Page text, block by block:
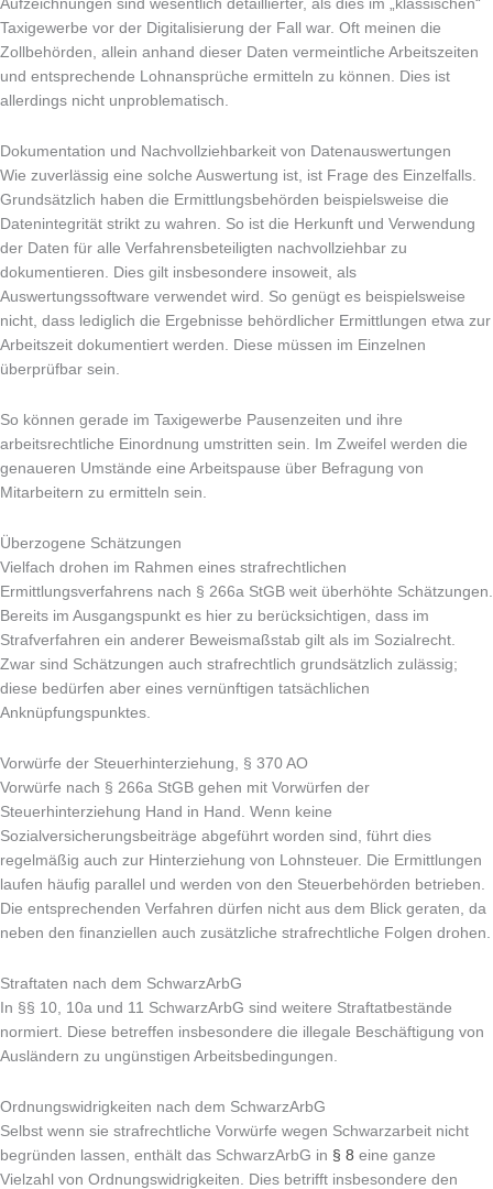
Aufzeichnungen sind wesentlich detaillierter, als dies im „klassischen“
Taxigewerbe vor der Digitalisierung der Fall war. Oft meinen die
Zollbehörden, allein anhand dieser Daten vermeintliche Arbeitszeiten
und entsprechende Lohnansprüche ermitteln zu können. Dies ist
allerdings nicht unproblematisch.
Dokumentation und Nachvollziehbarkeit von Datenauswertungen
Wie zuverlässig eine solche Auswertung ist, ist Frage des Einzelfalls.
Grundsätzlich haben die Ermittlungsbehörden beispielsweise die
Datenintegrität strikt zu wahren. So ist die Herkunft und Verwendung
der Daten für alle Verfahrensbeteiligten nachvollziehbar zu
dokumentieren. Dies gilt insbesondere insoweit, als
Auswertungssoftware verwendet wird. So genügt es beispielsweise
nicht, dass lediglich die Ergebnisse behördlicher Ermittlungen etwa zur
Arbeitszeit dokumentiert werden. Diese müssen im Einzelnen
überprüfbar sein.
So können gerade im Taxigewerbe Pausenzeiten und ihre
arbeitsrechtliche Einordnung umstritten sein. Im Zweifel werden die
genaueren Umstände eine Arbeitspause über Befragung von
Mitarbeitern zu ermitteln sein.
Überzogene Schätzungen
Vielfach drohen im Rahmen eines strafrechtlichen
Ermittlungsverfahrens nach § 266a StGB weit überhöhte Schätzungen.
Bereits im Ausgangspunkt es hier zu berücksichtigen, dass im
Strafverfahren ein anderer Beweismaßstab gilt als im Sozialrecht.
Zwar sind Schätzungen auch strafrechtlich grundsätzlich zulässig;
diese bedürfen aber eines vernünftigen tatsächlichen
Anknüpfungspunktes.
Vorwürfe der Steuerhinterziehung, § 370 AO
Vorwürfe nach § 266a StGB gehen mit Vorwürfen der
Steuerhinterziehung Hand in Hand. Wenn keine
Sozialversicherungsbeiträge abgeführt worden sind, führt dies
regelmäßig auch zur Hinterziehung von Lohnsteuer. Die Ermittlungen
laufen häufig parallel und werden von den Steuerbehörden betrieben.
Die entsprechenden Verfahren dürfen nicht aus dem Blick geraten, da
neben den finanziellen auch zusätzliche strafrechtliche Folgen drohen.
Straftaten nach dem SchwarzArbG
In §§ 10, 10a und 11 SchwarzArbG sind weitere Straftatbestände
normiert. Diese betreffen insbesondere die illegale Beschäftigung von
Ausländern zu ungünstigen Arbeitsbedingungen.
Ordnungswidrigkeiten nach dem SchwarzArbG
Selbst wenn sie strafrechtliche Vorwürfe wegen Schwarzarbeit nicht
begründen lassen, enthält das SchwarzArbG in § 8 eine ganze
Vielzahl von Ordnungswidrigkeiten. Dies betrifft insbesondere den